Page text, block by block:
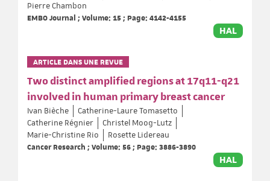
Pierre Chambon
EMBO Journal ; Volume: 15 ; Page: 4142-4155
HAL
ARTICLE DANS UNE REVUE
Two distinct amplified regions at 17q11-q21
involved in human primary breast cancer
Ivan Bièche
Catherine-Laure Tomasetto
Catherine Régnier
Christel Moog-Lutz
Marie-Christine Rio
Rosette Lidereau
Cancer Research ; Volume: 56 ; Page: 3886-3890
HAL